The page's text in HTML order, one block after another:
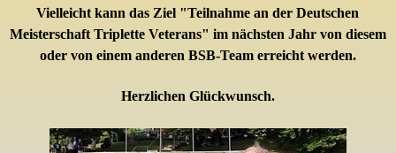
Vielleicht kann das Ziel "Teilnahme an der Deutschen
Meisterschaft Triplette Veterans" im nächsten Jahr von diesem
oder von einem anderen BSB-Team erreicht werden.
Herzlichen Glückwunsch.